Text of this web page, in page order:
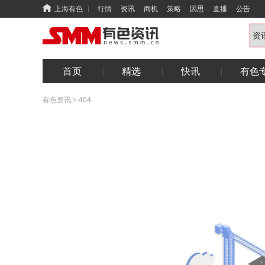
上海有色 行情 资讯 商机 策略 因思 直播 公告
首页 精选 快讯 有色
有色资讯> 404